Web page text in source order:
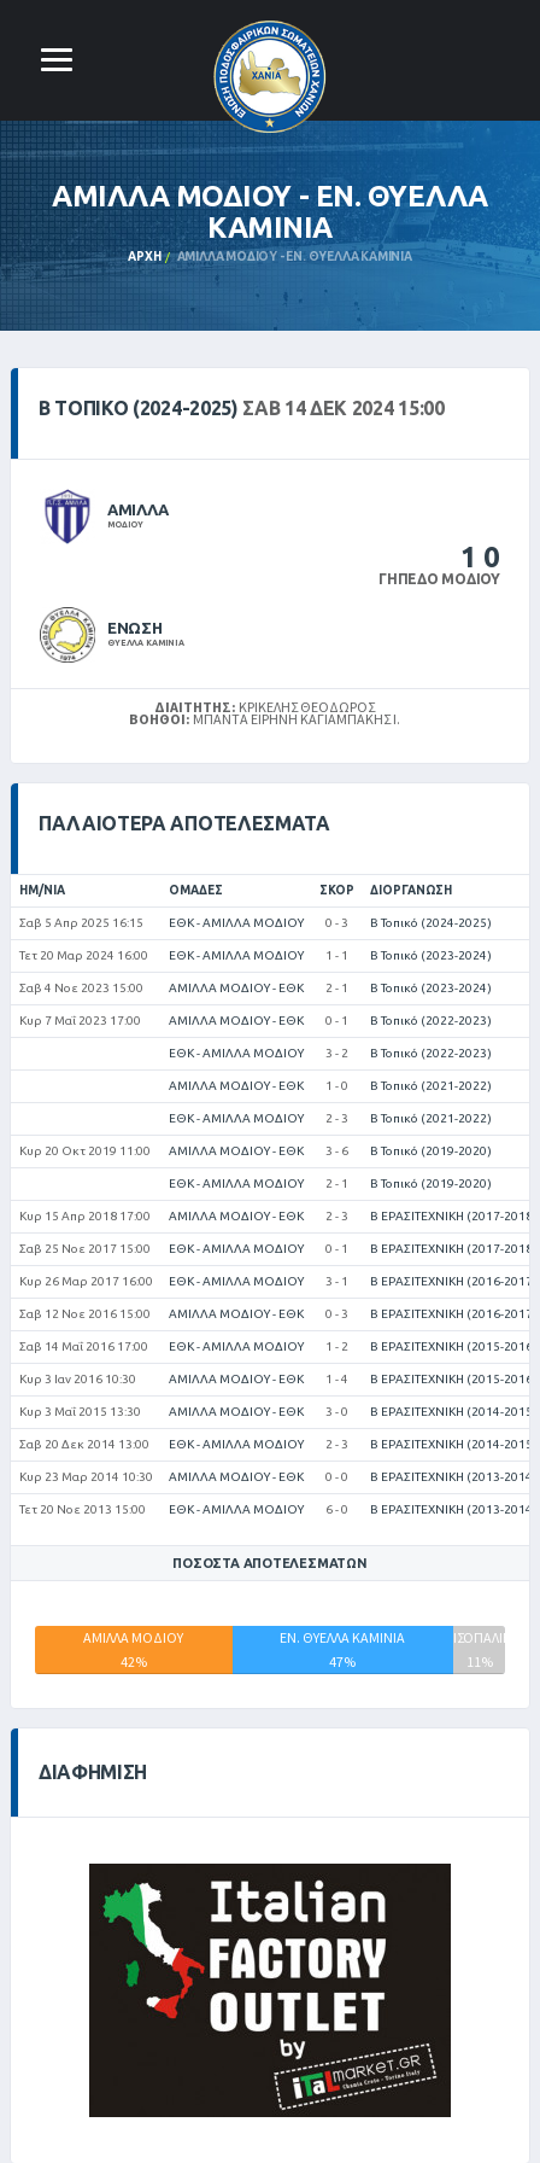
ΑΜΙΛΛΑ ΜΟΔΙΟΥ - ΕΝ. ΘΥΕΛΛΑ
ΚΑΜΙΝΙΑ
ΑΡΧΉ ΑΜΙΛΛΑ ΜΟΔΙΟΥ - ΕΝ. ΘΥΕΛΛΑ ΚΑΜΙΝΙΑ
Β ΤΟΠΙΚΌ (2024-2025) ΣΑΒ 14 ΔΕΚ 2024 15:00
ΑΜΙΛΛΑ
ΜΟΔΙΟΥ
1 0
ΓΉΠΕΔΟ ΜΟΔΊΟΥ
ΕΝΩΣΗ
ΘΥΕΛΛΑ ΚΑΜΙΝΙΑ
ΔΙΑΙΤΗΤΉΣ: ΚΡΙΚΈΛΗΣ ΘΕΌΔΩΡΟΣ
ΒΟΗΘΟΊ: ΜΠΑΝΤΆ ΕΙΡΉΝΗ ΚΑΓΙΑΜΠΑΚΗΣ Ι.
ΠΑΛΑΙΌΤΕΡΑ ΑΠΟΤΕΛΈΣΜΑΤΑ
ΗΜ/ΝΊΑ ΟΜΆΔΕΣ ΣΚΟΡ ΔΙΟΡΓΆΝΩΣΗ
Σαβ 5 Απρ 2025 16:15 ΕΘΚ - ΑΜΙΛΛΑ ΜΟΔΙΟΥ 0 - 3 Β Τοπικό (2024-2025)
Τετ 20 Μαρ 2024 16:00 ΕΘΚ - ΑΜΙΛΛΑ ΜΟΔΙΟΥ 1 - 1 Β Τοπικό (2023-2024)
Σαβ 4 Νοε 2023 15:00 ΑΜΙΛΛΑ ΜΟΔΙΟΥ - ΕΘΚ 2 - 1 Β Τοπικό (2023-2024)
Κυρ 7 Μαΐ 2023 17:00 ΑΜΙΛΛΑ ΜΟΔΙΟΥ - ΕΘΚ 0 - 1 Β Τοπικό (2022-2023)
ΕΘΚ - ΑΜΙΛΛΑ ΜΟΔΙΟΥ 3 - 2 Β Τοπικό (2022-2023)
ΑΜΙΛΛΑ ΜΟΔΙΟΥ - ΕΘΚ 1 - 0 Β Τοπικό (2021-2022)
ΕΘΚ - ΑΜΙΛΛΑ ΜΟΔΙΟΥ 2 - 3 Β Τοπικό (2021-2022)
Κυρ 20 Οκτ 2019 11:00 ΑΜΙΛΛΑ ΜΟΔΙΟΥ - ΕΘΚ 3 - 6 Β Τοπικό (2019-2020)
ΕΘΚ - ΑΜΙΛΛΑ ΜΟΔΙΟΥ 2 - 1 Β Τοπικό (2019-2020)
Κυρ 15 Απρ 2018 17:00 ΑΜΙΛΛΑ ΜΟΔΙΟΥ - ΕΘΚ 2 - 3 Β ΕΡΑΣΙΤΕΧΝΙΚΗ (2017-2018)
Σαβ 25 Νοε 2017 15:00 ΕΘΚ - ΑΜΙΛΛΑ ΜΟΔΙΟΥ 0 - 1 Β ΕΡΑΣΙΤΕΧΝΙΚΗ (2017-2018)
Κυρ 26 Μαρ 2017 16:00 ΕΘΚ - ΑΜΙΛΛΑ ΜΟΔΙΟΥ 3 - 1 Β ΕΡΑΣΙΤΕΧΝΙΚΗ (2016-2017)
Σαβ 12 Νοε 2016 15:00 ΑΜΙΛΛΑ ΜΟΔΙΟΥ - ΕΘΚ 0 - 3 Β ΕΡΑΣΙΤΕΧΝΙΚΗ (2016-2017)
Σαβ 14 Μαΐ 2016 17:00 ΕΘΚ - ΑΜΙΛΛΑ ΜΟΔΙΟΥ 1 - 2 Β ΕΡΑΣΙΤΕΧΝΙΚΗ (2015-2016)
Κυρ 3 Ιαν 2016 10:30 ΑΜΙΛΛΑ ΜΟΔΙΟΥ - ΕΘΚ 1 - 4 Β ΕΡΑΣΙΤΕΧΝΙΚΗ (2015-2016)
Κυρ 3 Μαΐ 2015 13:30 ΑΜΙΛΛΑ ΜΟΔΙΟΥ - ΕΘΚ 3 - 0 Β ΕΡΑΣΙΤΕΧΝΙΚΗ (2014-2015)
Σαβ 20 Δεκ 2014 13:00 ΕΘΚ - ΑΜΙΛΛΑ ΜΟΔΙΟΥ 2 - 3 Β ΕΡΑΣΙΤΕΧΝΙΚΗ (2014-2015)
Κυρ 23 Μαρ 2014 10:30 ΑΜΙΛΛΑ ΜΟΔΙΟΥ - ΕΘΚ 0 - 0 Β ΕΡΑΣΙΤΕΧΝΙΚΗ (2013-2014)
Τετ 20 Νοε 2013 15:00 ΕΘΚ - ΑΜΙΛΛΑ ΜΟΔΙΟΥ 6 - 0 Β ΕΡΑΣΙΤΕΧΝΙΚΗ (2013-2014)
ΠΟΣΟΣΤΆ ΑΠΟΤΕΛΕΣΜΆΤΩΝ
ΑΜΙΛΛΑ ΜΟΔΙΟΥ
42%
ΕΝ. ΘΥΕΛΛΑ ΚΑΜΙΝΙΑ
47%
ΙΣΟΠΑΛΙΕΣ
11%
ΔΙΑΦΉΜΙΣΗ